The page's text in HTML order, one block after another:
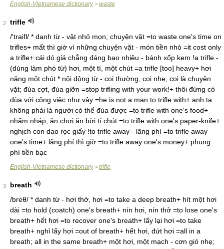
English-Vietnamese dictionary> waste
2
trifle
/'traifl/ * danh từ - vật nhỏ mọn; chuyện vặt =to waste one's time on
trifles+ mất thì giờ vì những chuyện vặt - món tiền nhỏ =it cost only
a trifle+ cái dó giá chẳng đáng bao nhiêu - bánh xốp kem !a trifle -
(dùng làm phó từ) hơi, một tí, một chút =a trifle [too] heavy+ hơi
nặng một chút * nội động từ - coi thường, coi nhẹ, coi là chuyện
vặt; đùa cợt, đùa giỡn =stop trifling with your work!+ thôi đừng có
đùa với công việc như vậy =he is not a man to trifle with+ anh ta
không phải là người có thể đùa được =to trifle with one's food+
nhấm nháp, ăn chơi ăn bời tí chút =to trifle with one's paper-knife+
nghịch con dao rọc giấy !to trifle away - lãng phí =to trifle away
one's time+ lãng phí thì giờ =to trifle away one's money+ phung
phí tiền bạc
English-Vietnamese dictionary> trifle
3
breath
/breθ/ * danh từ - hơi thở, hơi =to take a deep breath+ hít một hơi
dài =to hold (coatch) one's breath+ nín hơi, nín thở =to lose one's
breath+ hết hơi =to recover one's breath+ lấy lại hơi =to take
breath+ nghỉ lấy hơi =out of breath+ hết hơi, đứt hơi =all in a
breath; all in the same breath+ một hơi, một mạch - cơn gió nhẹ;